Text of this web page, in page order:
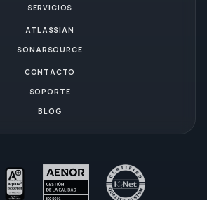
SERVICIOS
ATLASSIAN
SONARSOURCE
CONTACTO
SOPORTE
BLOG